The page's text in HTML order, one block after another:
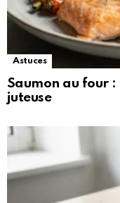
Astuces
Saumon au four :
juteuse